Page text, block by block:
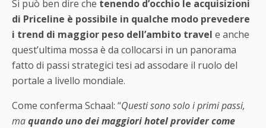
Si può ben dire che tenendo d’occhio le acquisizioni
di Priceline è possibile in qualche modo prevedere
i trend di maggior peso dell’ambito travel e anche
quest’ultima mossa è da collocarsi in un panorama
fatto di passi strategici tesi ad assodare il ruolo del
portale a livello mondiale.
Come conferma Schaal: “Questi sono solo i primi passi,
maquando uno dei maggiori hotel provider come